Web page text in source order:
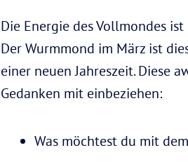
Die Energie des Vollmondes
Der Wurmmond im März ist
einer neuen Jahreszeit. Diese
Gedanken mit einbeziehen:
Was möchtest du mit